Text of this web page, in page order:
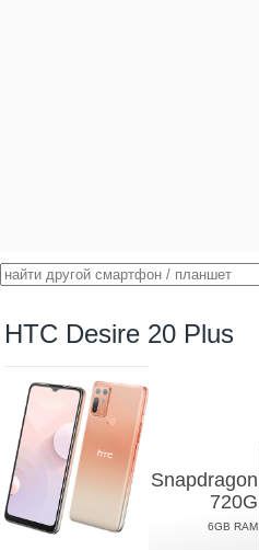
HTC Desire 20 Plus
Snapdragon
720G
6GB RAM